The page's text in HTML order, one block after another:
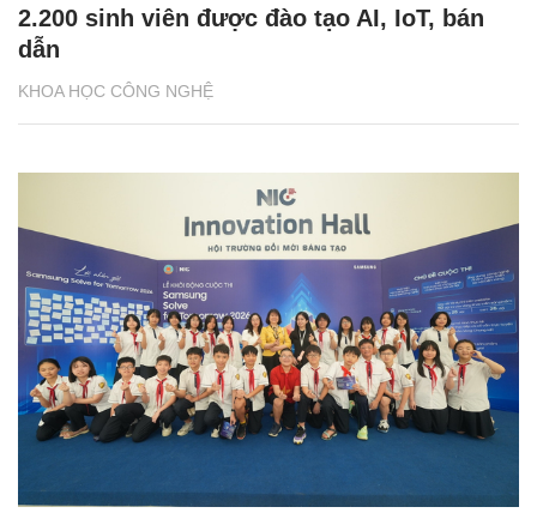
KHOA HỌC CÔNG NGHỆ
2.200 sinh viên được đào tạo AI, IoT, bán
dẫn